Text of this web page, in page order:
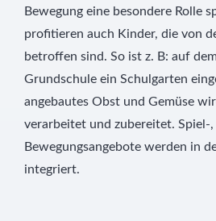
Bewegung eine besondere Rolle
profitieren auch Kinder, die von
betroffen sind. So ist z. B: auf
Grundschule ein Schulgarten
angebautes Obst und Gemüse
verarbeitet und zubereitet. Spiel-
Bewegungsangebote werden in
integriert.